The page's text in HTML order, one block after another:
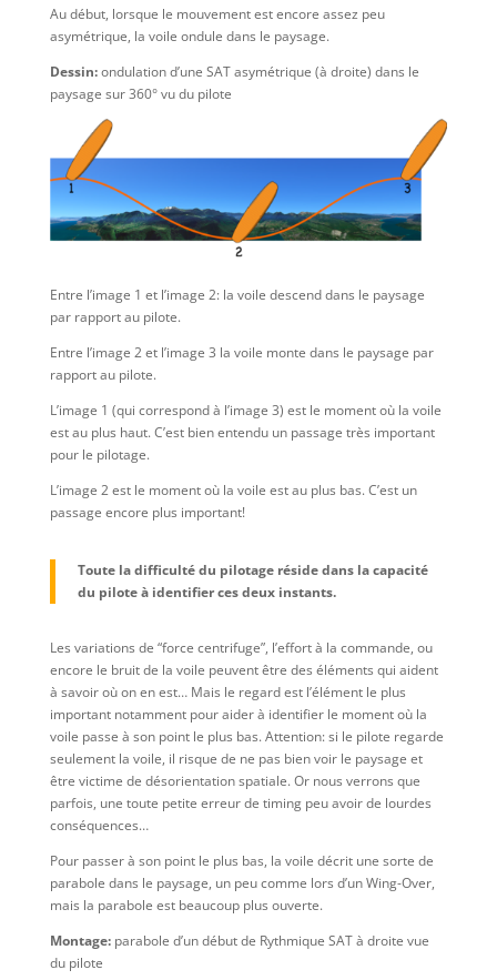
Au début, lorsque le mouvement est encore assez peu
asymétrique, la voile ondule dans le paysage.
Dessin:ondulation d’une SAT asymétrique (à droite) dans le
paysage sur 360° vu du pilote
Entre l’image 1 et l’image 2: la voile descend dans le paysage
par rapport au pilote.
Entre l’image 2 et l’image 3 la voile monte dans le paysage par
rapport au pilote.
L’image 1 (qui correspond à l’image 3) est le moment où la voile
est au plus haut. C’est bien entendu un passage très important
pour le pilotage.
L’image 2 est le moment où la voile est au plus bas. C’est un
passage encore plus important!
Toute la difficulté du pilotage réside dans la capacité
du pilote à identifier ces deux instants.
Les variations de “force centrifuge”, l’effort à la commande, ou
encore le bruit de la voile peuvent être des éléments qui aident
à savoir où on en est… Mais le regard est l’élément le plus
important notamment pour aider à identifier le moment où la
voile passe à son point le plus bas. Attention: si le pilote regarde
seulement la voile, il risque de ne pas bien voir le paysage et
être victime de désorientation spatiale. Or nous verrons que
parfois, une toute petite erreur de timing peu avoir de lourdes
conséquences…
Pour passer à son point le plus bas, la voile décrit une sorte de
parabole dans le paysage, un peu comme lors d’un Wing-Over,
mais la parabole est beaucoup plus ouverte.
Montage:parabole d’un début de Rythmique SAT à droite vue
du pilote